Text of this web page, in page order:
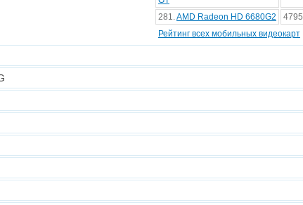
281.AMD Radeon HD 6680G2
4795
Рейтинг всех мобильных видеокарт